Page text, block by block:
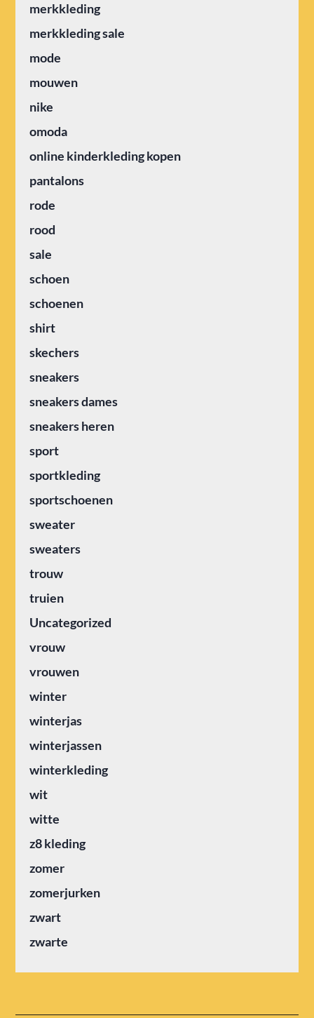
merkkleding
merkkleding sale
mode
mouwen
nike
omoda
online kinderkleding kopen
pantalons
rode
rood
sale
schoen
schoenen
shirt
skechers
sneakers
sneakers dames
sneakers heren
sport
sportkleding
sportschoenen
sweater
sweaters
trouw
truien
Uncategorized
vrouw
vrouwen
winter
winterjas
winterjassen
winterkleding
wit
witte
z8 kleding
zomer
zomerjurken
zwart
zwarte